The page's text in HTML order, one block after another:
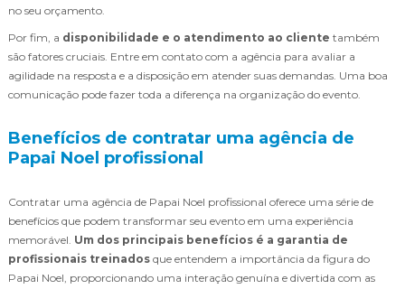
no seu orçamento.
Por fim, a disponibilidade e o atendimento ao cliente também
são fatores cruciais. Entre em contato com a agência para avaliar a
agilidade na resposta e a disposição em atender suas demandas. Uma boa
comunicação pode fazer toda a diferença na organização do evento.
Benefícios de contratar uma agência de
Papai Noel profissional
Contratar uma agência de Papai Noel profissional oferece uma série de
benefícios que podem transformar seu evento em uma experiência
memorável. Um dos principais benefícios é a garantia de
profissionais treinados que entendem a importância da figura do
Papai Noel, proporcionando uma interação genuína e divertida com as